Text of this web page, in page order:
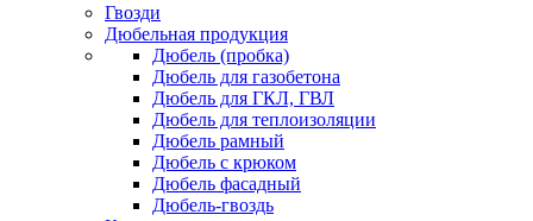
Гвозди
Дюбельная продукция
Дюбель (пробка)
Дюбель для газобетона
Дюбель для ГКЛ, ГВЛ
Дюбель для теплоизоляции
Дюбель рамный
Дюбель с крюком
Дюбель фасадный
Дюбель-гвоздь